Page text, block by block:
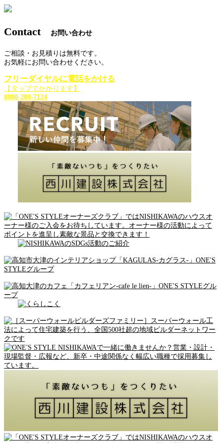
Contact お問い合わせ
ご相談・お見積りは無料です。
お気軽にお問い合わせください。
フリーダイヤルに電話をかける
【タップでかかります】
0800-200-7124